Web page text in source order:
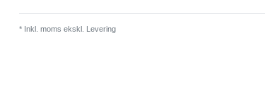
* Inkl. moms ekskl. Levering